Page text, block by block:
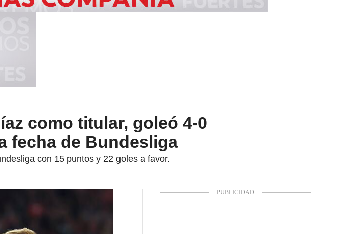
como titular, goleó 4-0
fecha de Bundesliga
con 15 puntos y 22 goles a favor.